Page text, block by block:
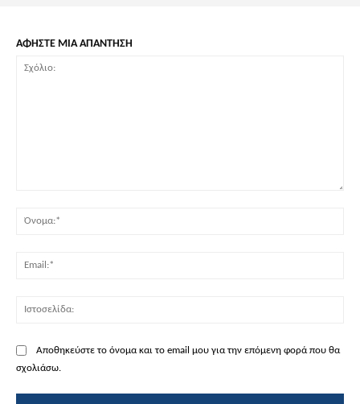
ΑΦΗΣΤΕ ΜΙΑ ΑΠΑΝΤΗΣΗ
Αποθηκεύστε το όνομα και το email μου για την επόμενη φορά που θα
σχολιάσω.